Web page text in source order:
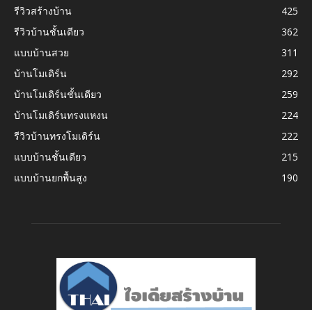
รีวิวสร้างบ้าน
425
รีวิวบ้านชั้นเดียว
362
แบบบ้านสวย
311
บ้านโมเดิร์น
292
บ้านโมเดิร์นชั้นเดียว
259
บ้านโมเดิร์นทรงแหงน
224
รีวิวบ้านทรงโมเดิร์น
222
แบบบ้านชั้นเดียว
215
แบบบ้านยกพื้นสูง
190